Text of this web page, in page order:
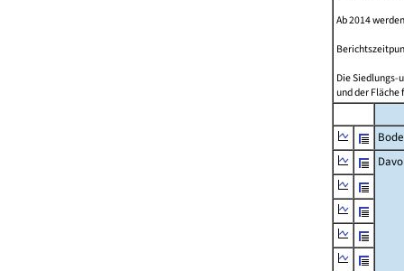
Ab 2014
Die Siedlungs-
und der Fläche